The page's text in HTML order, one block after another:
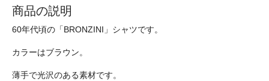
商品の説明
60年代頃の「BRONZINI」シャツです。
カラーはブラウン。
薄手で光沢のある素材です。